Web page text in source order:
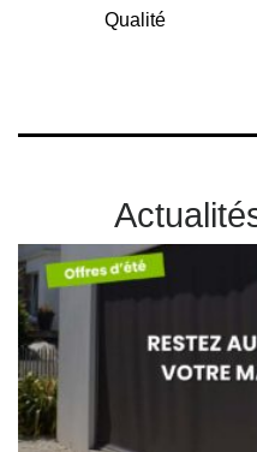
Qualité